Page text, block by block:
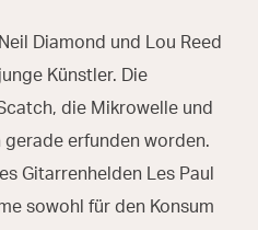
Diamond und Lou Reed
Künstler. Die
die Mikrowelle und
erfunden worden.
Gitarrenhelden Les Paul
sowohl für den Konsum